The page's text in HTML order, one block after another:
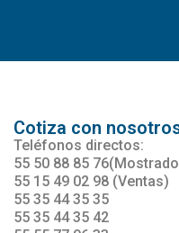
Cotiza con
Teléfonos directos:
55 50 88 85
55 15 49 02 98 (Ventas)
55 35 44 35 35
55 35 44 35 42